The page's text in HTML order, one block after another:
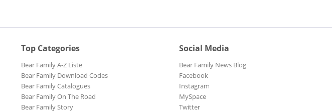
Top Categories
Bear Family A-Z Liste
Bear Family Download Codes
Bear Family Catalogues
Bear Family On The Road
Bear Family Story
Social Media
Bear Family News Blog
Facebook
Instagram
MySpace
Twitter